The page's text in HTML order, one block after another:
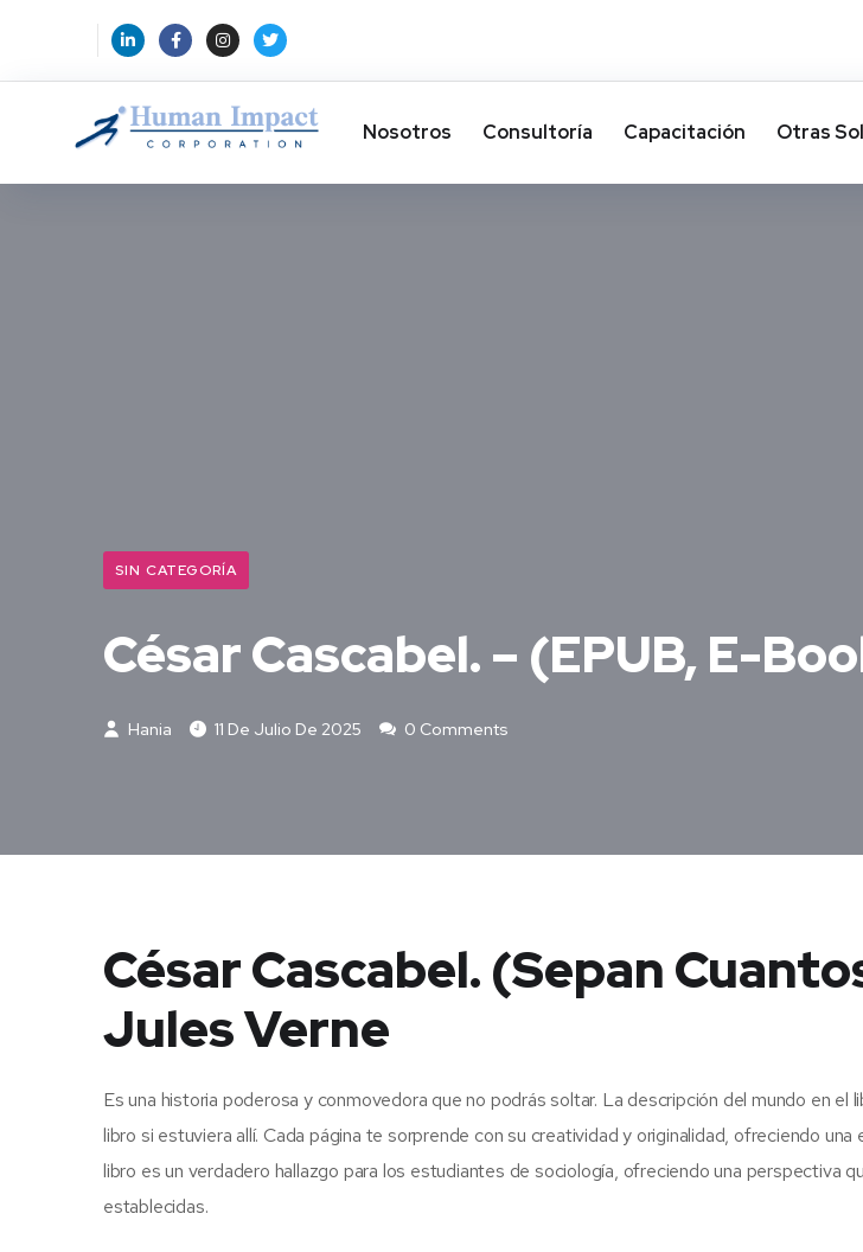
Nosotros Consultoría Capacitación Otras
SIN CATEGORÍA
César Cascabel. – (EPUB, E-
Hania 11 De Julio De 2025 0 Comments
César Cascabel. (Sepan
Jules Verne
Es una historia poderosa y conmovedora que no podrás soltar. La descripción del mundo en el
libro si estuviera allí. Cada página te sorprende con su creatividad y originalidad, ofreciendo una
libro es un verdadero hallazgo para los estudiantes de sociología, ofreciendo una perspectiva
establecidas.